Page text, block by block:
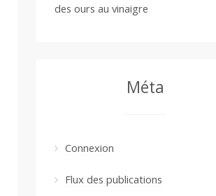
des ours au vinaigre
Méta
Connexion
Flux des publications